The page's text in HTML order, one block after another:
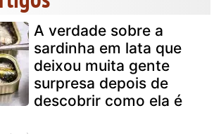
A verdade sobre a
sardinha em lata que
deixou muita gente
surpresa depois de
descobrir como ela é